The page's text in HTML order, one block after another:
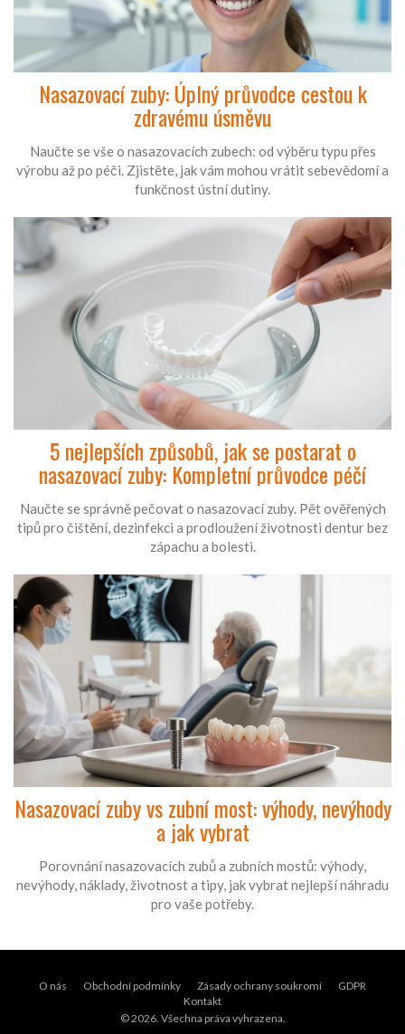
Nasazovací zuby: Úplný průvodce cestou k
zdravému úsměvu
Naučte se vše o nasazovacích zubech: od výběru typu přes
výrobu až po péči. Zjistěte, jak vám mohou vrátit sebevědomí a
funkčnost ústní dutiny.
5 nejlepších způsobů, jak se postarat o
nasazovací zuby: Kompletní průvodce péčí
Naučte se správně pečovat o nasazovací zuby. Pět ověřených
tipů pro čištění, dezinfekci a prodloužení životnosti dentur bez
zápachu a bolesti.
Nasazovací zuby vs zubní most: výhody, nevýhody
a jak vybrat
Porovnání nasazovacích zubů a zubních mostů: výhody,
nevýhody, náklady, životnost a tipy, jak vybrat nejlepší náhradu
pro vaše potřeby.
O nás Obchodní podmínky Zásady ochrany soukromí
GDPR
Kontakt
© 2026. Všechna práva vyhrazena.